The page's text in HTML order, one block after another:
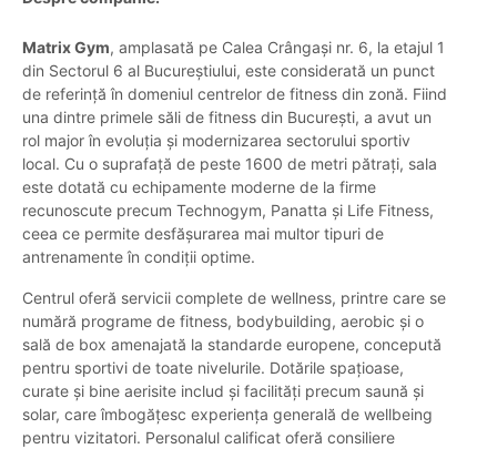
Matrix Gym, amplasată pe Calea Crângași nr. 6, la etajul 1
din Sectorul 6 al Bucureștiului, este considerată un punct
de referință în domeniul centrelor de fitness din zonă. Fiind
una dintre primele săli de fitness din București, a avut un
rol major în evoluția și modernizarea sectorului sportiv
local. Cu o suprafață de peste 1600 de metri pătrați, sala
este dotată cu echipamente moderne de la firme
recunoscute precum Technogym, Panatta și Life Fitness,
ceea ce permite desfășurarea mai multor tipuri de
antrenamente în condiții optime.
Centrul oferă servicii complete de wellness, printre care se
numără programe de fitness, bodybuilding, aerobic și o
sală de box amenajată la standarde europene, concepută
pentru sportivi de toate nivelurile. Dotările spațioase,
curate și bine aerisite includ și facilități precum saună și
solar, care îmbogățesc experiența generală de wellbeing
pentru vizitatori. Personalul calificat oferă consiliere